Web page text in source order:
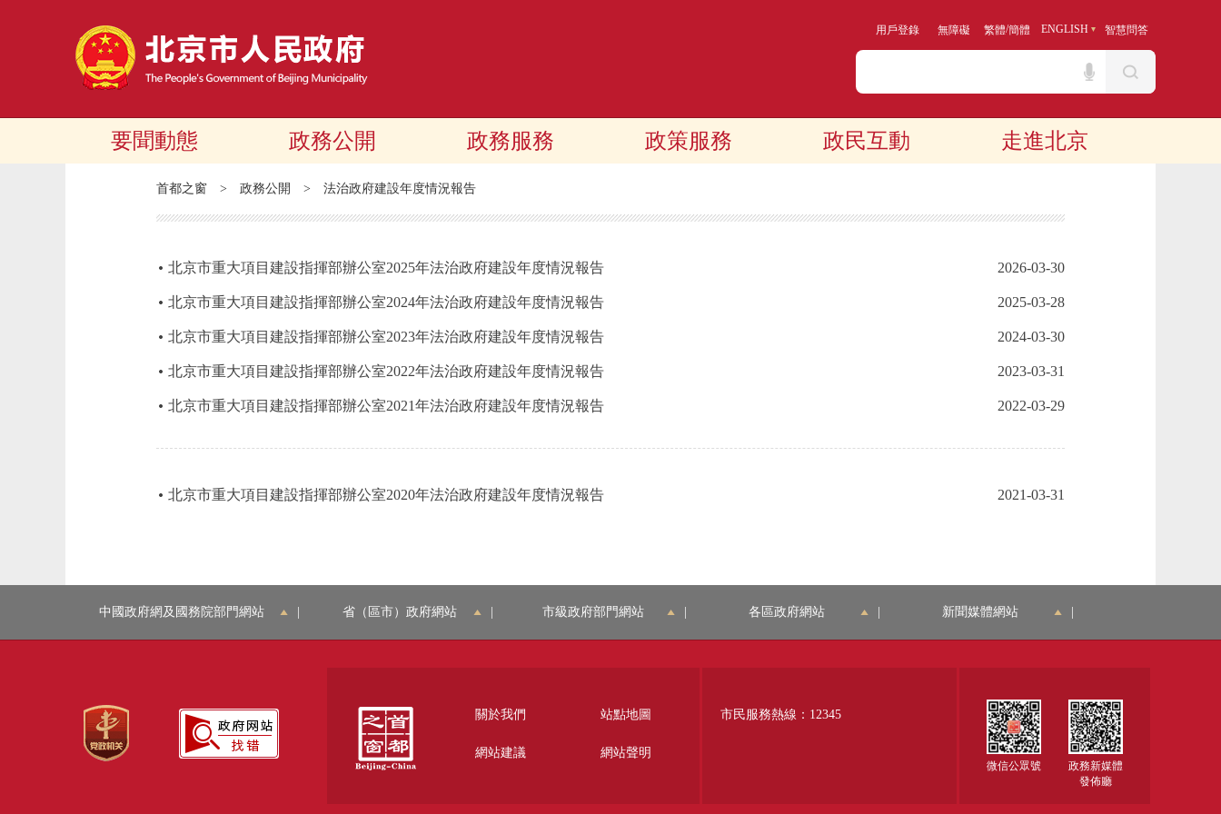
用戶登錄 無障礙 繁體/簡體 ENGLISH 智慧問答
要聞動態 政務公開 政務服務 政策服務 政民互動 走進北京
首都之窗 > 政務公開 > 法治政府建設年度情況報告
北京市重大項目建設指揮部辦公室2025年法治政府建設年度情況報告 2026-03-30
北京市重大項目建設指揮部辦公室2024年法治政府建設年度情況報告 2025-03-28
北京市重大項目建設指揮部辦公室2023年法治政府建設年度情況報告 2024-03-30
​北京市重大項目建設指揮部辦公室2022年法治政府建設年度情況報告 2023-03-31
北京市重大項目建設指揮部辦公室2021年法治政府建設年度情況報告 2022-03-29
北京市重大項目建設指揮部辦公室2020年法治政府建設年度情況報告 2021-03-31
中國政府網及國務院部門網站 省（區市）政府網站 市級政府部門網站 各區政府網站 新聞媒體網站
關於我們 站點地圖
網站建議 網站聲明
市民服務熱線：12345
微信公眾號
政務新媒體
發佈廳